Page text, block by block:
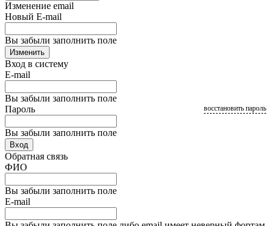
Изменение email
Новый E-mail
Вы забыли заполнить поле
Изменить
Вход в систему
E-mail
Вы забыли заполнить поле
Пароль
Вы забыли заполнить поле
восстановить пароль
Вход
Обратная связь
ФИО
Вы забыли заполнить поле
E-mail